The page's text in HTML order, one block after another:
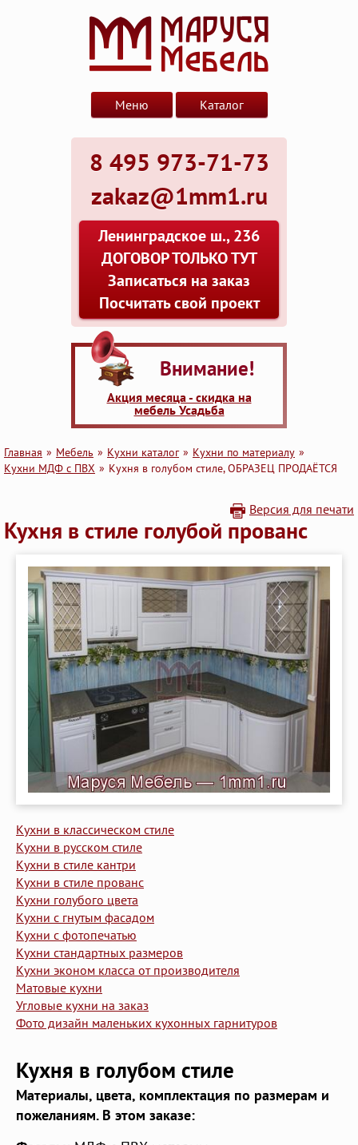
8 495 973-71-73
zakaz@1mm1.ru
Ленинградское ш., 236
ДОГОВОР ТОЛЬКО ТУТ
Записаться на заказ
Посчитать свой проект
Меню Каталог
Внимание!
Акция месяца - скидка на
мебель Усадьба
Главная Мебель Кухни каталог
Кухни по материалу
Кухни МДФ с ПВХ
Кухня в голубом стиле, ОБРАЗЕЦ ПРОДАЁТСЯ
Версия для печати
Кухня в стиле голубой прованс
Кухни в классическом стиле
Кухни в русском стиле
Кухни в стиле кантри
Кухни в стиле прованс
Кухни голубого цвета
Кухни с гнутым фасадом
Кухни с фотопечатью
Кухни стандартных размеров
Кухни эконом класса от производителя
Матовые кухни
Угловые кухни на заказ
Фото дизайн маленьких кухонных гарнитуров
Кухня в голубом стиле
Материалы, цвета, комплектация по размерам и
пожеланиям. В этом заказе: